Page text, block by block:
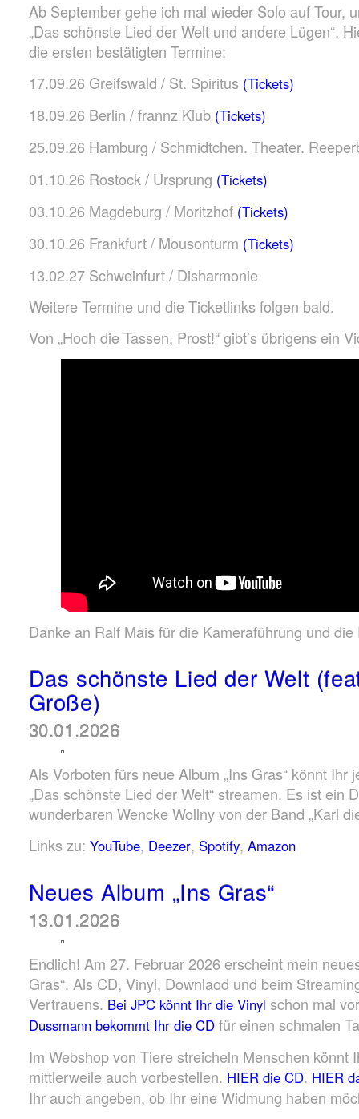
Ab September gehe ich mal wieder Solo auf Tour,
„Das schönste Lied der Welt und andere Lügen“.
die ersten bestätigten Termine:
17.09.26 Greifswald / St. Spiritus (Tickets)
18.09.26 Berlin / frannz Klub (Tickets)
25.09.26 Hamburg / Schmidtchen. Theater.
01.10.26 Rostock / Ursprung (Tickets)
03.10.26 Magdeburg / Moritzhof (Tickets)
30.10.26 Frankfurt / Mousonturm (Tickets)
13.02.27 Schweinfurt / Disharmonie
Weitere Termine und die Ticketlinks folgen bald.
Von „Hoch die Tassen, Prost!“ gibt’s übrigens ein
Danke an Ralf Mais für die Kameraführung und die
Das schönste Lied der Welt
Große)
30.01.2026
Als Vorboten fürs neue Album „Ins Gras“ könnt Ihr
„Das schönste Lied der Welt“ streamen. Es ist ein
wunderbaren Wencke Wollny von der Band „Karl
Links zu: YouTube, Deezer, Spotify, Amazon
Neues Album „Ins Gras“
13.01.2026
Endlich! Am 27. Februar 2026 erscheint mein
Gras“. Als CD, Vinyl, Downlaod und beim
Vertrauens. Bei JPC könnt Ihr die Vinyl schon mal
Dussmann bekommt Ihr die CDfür einen schmalen
Im Webshop von Tiere streicheln Menschen könnt
mittlerweile auch vorbestellen. HIER die CD. HIER
Ihr auch angeben, ob Ihr eine Widmung haben